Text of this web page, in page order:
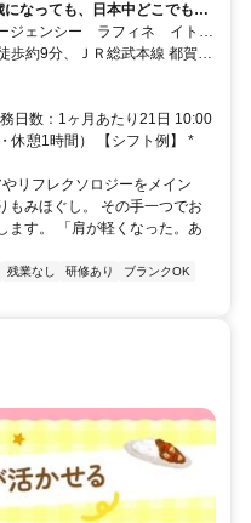
なっても、日本中どこでも働
んか。
ジェンシー ラフィネ イトー
歩約9分、ＪＲ総武本線 都賀西
号線 都賀西口徒歩約51分 最寄
日数：1ヶ月あたり21日 10:00
休憩1時間） 【シフト例】 *
リフレクソロジーをメイン
もみほぐし。 その手一つでお
ます。 「肩が軽くなった。あ
残業なし 研修あり
ブランクOK